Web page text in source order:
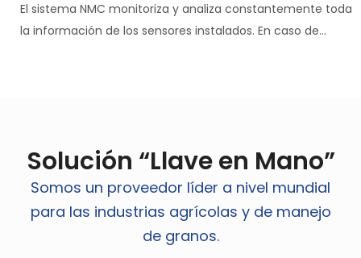
El sistema NMC monitoriza y analiza constantemente toda
la información de los sensores instalados. En caso de...
Solución “Llave en Mano”
Somos un proveedor líder a nivel mundial
para las industrias agrícolas y de manejo
de granos.